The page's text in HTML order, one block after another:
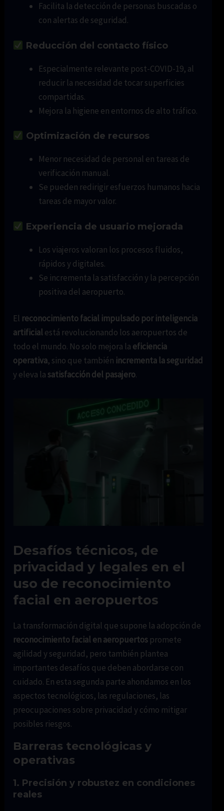
Facilita la detección de personas buscadas o
con alertas de seguridad.
Reducción del contacto físico
Especialmente relevante post-COVID-19, al
reducir la necesidad de tocar superficies
compartidas.
Mejora la higiene en entornos de alto tráfico.
Optimización de recursos
Menor necesidad de personal en tareas de
verificación manual.
Se pueden redirigir esfuerzos humanos hacia
tareas de mayor valor.
Experiencia de usuario mejorada
Los viajeros valoran los procesos fluidos,
rápidos y digitales.
Se incrementa la satisfacción y la percepción
positiva del aeropuerto.
El reconocimiento facial impulsado por inteligencia
artificialestá revolucionando los aeropuertos de
todo el mundo. No solo mejora la eficiencia
operativa, sino que también incrementa la seguridad
y eleva lasatisfacción del pasajero.
Desafíos técnicos, de
privacidad y legales en el
uso de reconocimiento
facial en aeropuertos
La transformación digital que supone la adopción de
reconocimiento facial en aeropuertos promete
agilidad y seguridad, pero también plantea
importantes desafíos que deben abordarse con
cuidado. En esta segunda parte ahondamos en los
aspectos tecnológicos, las regulaciones, las
preocupaciones sobre privacidad y cómo mitigar
posibles riesgos.
Barreras tecnológicas y
operativas
1. Precisión y robustez en condiciones
reales